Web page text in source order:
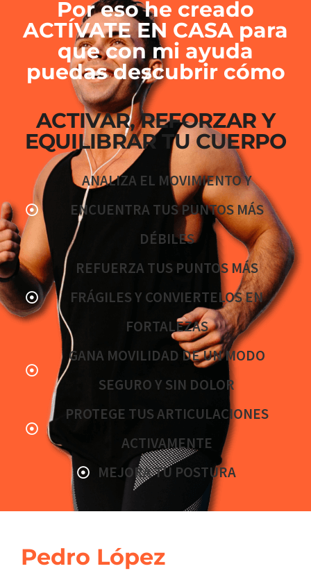
Por eso he creado
ACTÍVATE EN CASA para
que con mi ayuda
puedas descubrir cómo
ACTIVAR, REFORZAR Y
EQUILIBRAR TU CUERPO
ANALIZA EL MOVIMIENTO Y
ENCUENTRA TUS PUNTOS MÁS
DÉBILES
REFUERZA TUS PUNTOS MÁS
FRÁGILES Y CONVIERTELOS EN
FORTALEZAS
GANA MOVILIDAD DE UN MODO
SEGURO Y SIN DOLOR
PROTEGE TUS ARTICULACIONES
ACTIVAMENTE
MEJORA TU POSTURA
Pedro López